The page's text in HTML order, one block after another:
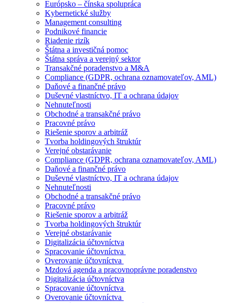
Európsko – čínska spolupráca
Kybernetické služby
Management consulting
Podnikové financie
Riadenie rizík
Štátna a investičná pomoc
Štátna správa a verejný sektor
Transakčné poradenstvo a M&A
Compliance (GDPR, ochrana oznamovateľov, AML)
Daňové a finančné právo
Duševné vlastníctvo, IT a ochrana údajov
Nehnuteľnosti
Obchodné a transakčné právo
Pracovné právo
Riešenie sporov a arbitráž
Tvorba holdingových štruktúr
Verejné obstarávanie
Compliance (GDPR, ochrana oznamovateľov, AML)
Daňové a finančné právo
Duševné vlastníctvo, IT a ochrana údajov
Nehnuteľnosti
Obchodné a transakčné právo
Pracovné právo
Riešenie sporov a arbitráž
Tvorba holdingových štruktúr
Verejné obstarávanie
Digitalizácia účtovníctva
Spracovanie účtovníctva
Overovanie účtovníctva
Mzdová agenda a pracovnoprávne poradenstvo
Digitalizácia účtovníctva
Spracovanie účtovníctva
Overovanie účtovníctva